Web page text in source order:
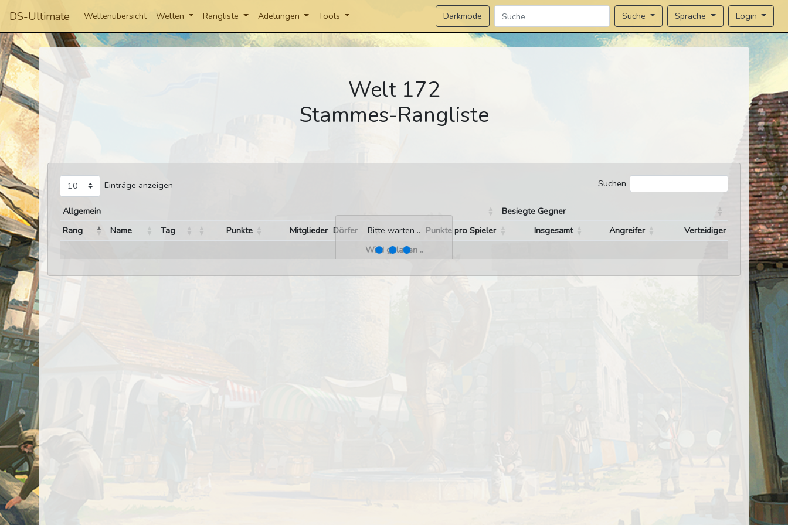
DS-Ultimate Weltenübersicht Welten Rangliste Adelungen Tools Darkmode Suche Sprache Login
Welt 172
Stammes-Rangliste
Einträge anzeigen Suchen
Bitte warten ..
Allgemein
Besiegte Gegner
Rang
Name Tag Punkte Mitglieder Dörfer Punkte pro Spieler Insgesamt Angreifer
Verteidiger
Wird geladen ..